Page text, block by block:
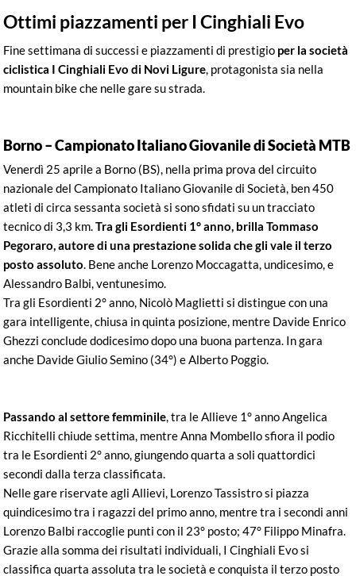
Ottimi piazzamenti per I Cinghiali Evo
Fine settimana di successi e piazzamenti di prestigio per la società
ciclistica I Cinghiali Evo di Novi Ligure, protagonista sia nella
mountain bike che nelle gare su strada.
Borno – Campionato Italiano Giovanile di Società MTB
Venerdì 25 aprile a Borno (BS), nella prima prova del circuito
nazionale del Campionato Italiano Giovanile di Società, ben 450
atleti di circa sessanta società si sono sfidati su un tracciato
tecnico di 3,3 km.Tra gli Esordienti 1° anno, brilla Tommaso
Pegoraro, autore di una prestazione solida che gli vale il terzo
posto assoluto. Bene anche Lorenzo Moccagatta, undicesimo, e
Alessandro Balbi, ventunesimo.
Tra gli Esordienti 2° anno, Nicolò Maglietti si distingue con una
gara intelligente, chiusa in quinta posizione, mentre Davide Enrico
Ghezzi conclude dodicesimo dopo una buona partenza. In gara
anche Davide Giulio Semino (34°) e Alberto Poggio.
Passando al settore femminile, tra le Allieve 1° anno Angelica
Ricchitelli chiude settima, mentre Anna Mombello sfiora il podio
tra le Esordienti 2° anno, giungendo quarta a soli quattordici
secondi dalla terza classificata.
Nelle gare riservate agli Allievi, Lorenzo Tassistro si piazza
quindicesimo tra i ragazzi del primo anno, mentre tra i secondi anni
Lorenzo Balbi raccoglie punti con il 23° posto; 47° Filippo Minafra.
Grazie alla somma dei risultati individuali, I Cinghiali Evo si
classifica quarta assoluta tra le società e conquista il terzo posto